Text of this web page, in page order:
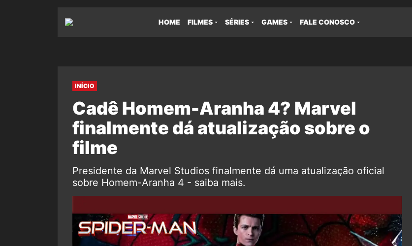
HOME FILMES SÉRIES GAMES FALE CONOSCO
INÍCIO
Cadê Homem-Aranha 4? Marvel
finalmente dá atualização sobre o
filme
Presidente da Marvel Studios finalmente dá uma atualização oficial
sobre Homem-Aranha 4 - saiba mais.